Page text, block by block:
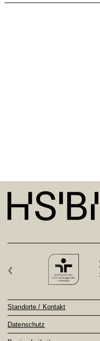
‹
Standorte / Kontakt
Datenschutz